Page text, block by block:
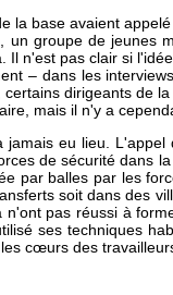
la base avaient
un groupe de jeunes
Il n'est pas clair si
– dans les
dirigeants de
mais il n'y a
jamais eu lieu.
de sécurité dans
par balles par les
soit dans des
pas réussi à
ses techniques
cœurs des